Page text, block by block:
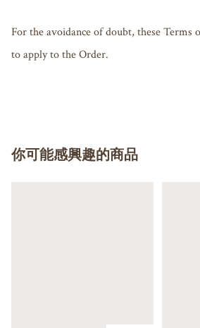
For the avoidance of doubt, these Terms
to apply to the Order.
你可能感興趣的商品